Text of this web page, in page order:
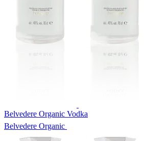
Belvedere Organic Vodka
Belvedere Organic